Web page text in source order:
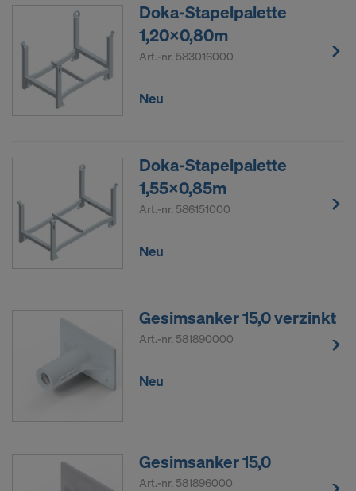
Doka-Stapelpalette
1,20x0,80m
Art.-nr. 583016000
Neu
Doka-Stapelpalette
1,55x0,85m
Art.-nr. 586151000
Neu
Gesimsanker 15,0 verzinkt
Art.-nr. 581890000
Neu
Gesimsanker 15,0
Art.-nr. 581896000